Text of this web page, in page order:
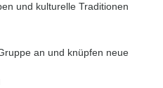
und kulturelle Traditionen
an und knüpfen neue